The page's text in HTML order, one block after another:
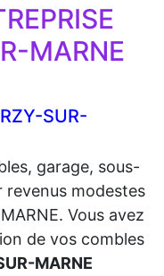
MARNE
SUR-
garage, sous-
modestes
Vous avez
de vos combles
MARNE